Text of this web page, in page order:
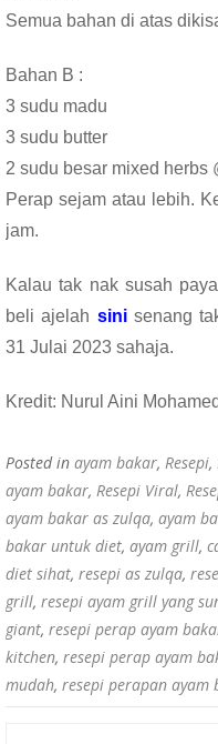
Semua bahan di atas
Bahan B :
3 sudu madu
3 sudu butter
2 sudu besar mixed herbs
Perap sejam atau lebih.
jam.
Kalau tak nak susah
beli ajelah sinisenang
31 Julai 2023 sahaja.
Kredit: Nurul Aini
Posted in ayam bakar, Resepi,
ayam bakar, Resepi Viral,
ayam bakar as zulqa, ayam
bakar untuk diet, ayam grill,
diet sihat, resepi as zulqa,
grill, resepi ayam grill yang
giant, resepi perap ayam
kitchen, resepi perap ayam
mudah, resepi perapan ayam